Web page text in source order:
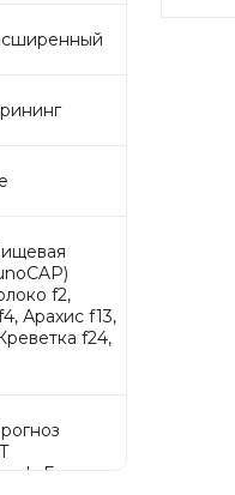
f2,
Арахис f13,
f24,
IgE